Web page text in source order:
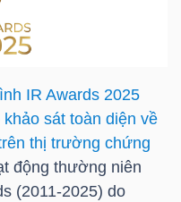
IR Awards 2025
khảo sát toàn diện về
thị trường chứng
động thường niên
(2011-2025) do